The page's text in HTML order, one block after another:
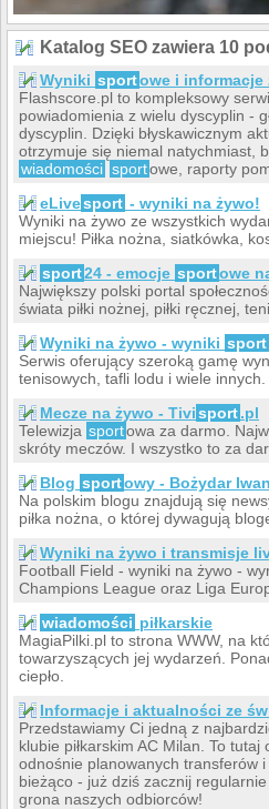
Katalog SEO zawiera 10
Wyniki sportowe i informacje
Flashscore.pl to kompleksowy
powiadomienia z wielu dyscyplin -
dyscyplin. Dzięki błyskawicznym
otrzymuje się niemal natychmiast,
wiadomości sportowe, raporty
eLivesport - wyniki na żywo!
Wyniki na żywo ze wszystkich
miejscu! Piłka nożna, siatkówka,
sport24 - emocje sportowe
Największy polski portal
świata piłki nożnej, piłki ręcznej,
Wyniki na żywo - wyniki sport
Serwis oferujący szeroką gamę
tenisowych, tafli lodu i wiele
Mecze na żywo - Tivisport.pl
Telewizja sportowa za darmo.
skróty meczów. I wszystko to za
Blog sportowy - Bożydar
Na polskim blogu znajdują się
piłka nożna, o której dywagują
Wyniki na żywo i transmisje
Football Field - wyniki na żywo -
Champions League oraz Liga
wiadomości piłkarskie
MagiaPilki.pl to strona WWW, na
towarzyszących jej wydarzeń.
ciepło.
Informacje i aktualności ze
Przedstawiamy Ci jedną z
klubie piłkarskim AC Milan. To
odnośnie planowanych transferów
bieżąco - już dziś zacznij
grona naszych odbiorców!